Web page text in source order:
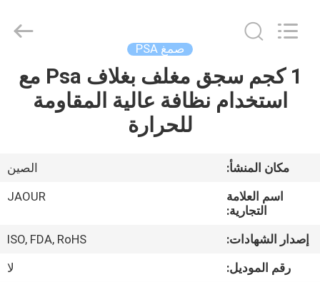
بيت
معلومات
جولة
المصنع
Adhesive
Products
Reserved.
صمغ PSA
1 كجم سجق مغلف بغلاف Psa مع
استخدام نظافة عالية المقاومة
للحرارة
مكان المنشأ:
الصين
اسم العلامة
التجارية:
JAOUR
إصدار الشهادات:
ISO, FDA, RoHS
رقم الموديل:
لا